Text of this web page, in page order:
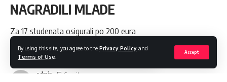
By using this site, you agree to the Privacy Policy and
Terms of Use
Accept
NAGRADILI MLADE
Za 17 studenata osigurali po 200 eura
admin
Share 0 Min Read